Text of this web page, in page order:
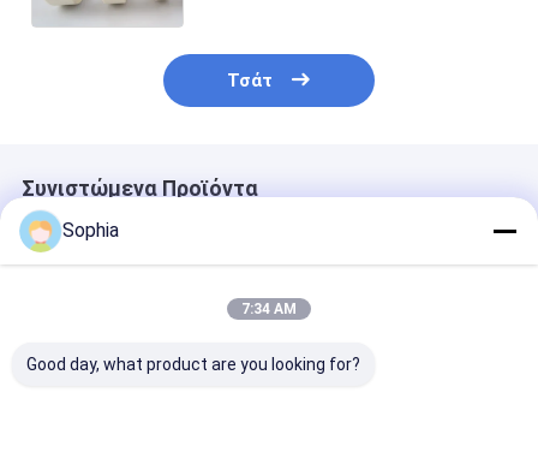
Τσάτ
Συνιστώμενα Προϊόντα
Sophia
7:34 AM
Good day, what product are you looking for?